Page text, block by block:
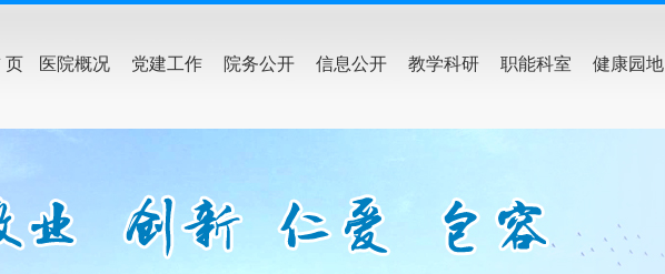
页 医院概况 党建工作 院务公开 信息公开 教学科研 职能科室 健康园地